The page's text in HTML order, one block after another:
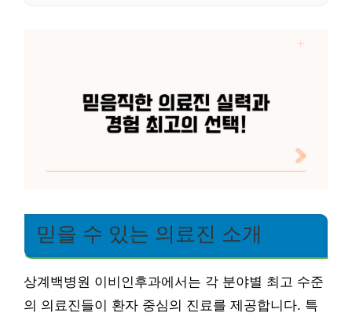
믿을 수 있는 의료진 소개
상계백병원 이비인후과에서는 각 분야별 최고 수준
의 의료진들이 환자 중심의 진료를 제공합니다. 특